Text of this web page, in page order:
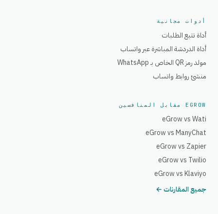
أدوات مجانية
أداة تتبع الطلبات
أداة الدردشة المباشرة عبر واتساب
مولد رمز QR الخاص بـ WhatsApp
منشئ روابط واتساب
EGROW مقابل المنافسين
eGrow vs Wati
eGrow vs ManyChat
eGrow vs Zapier
eGrow vs Twilio
eGrow vs Klaviyo
جميع المقارنات ←